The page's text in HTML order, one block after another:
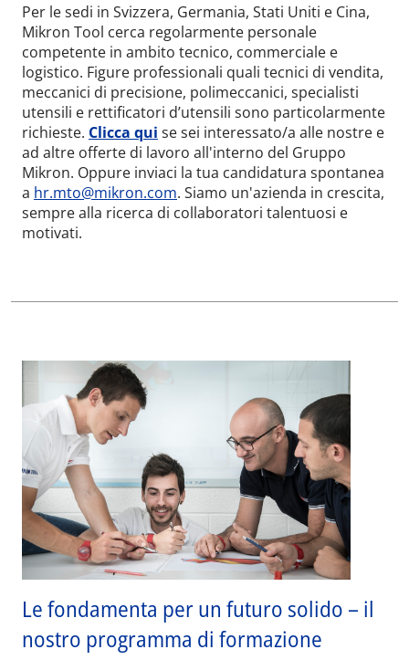
Per le sedi in Svizzera, Germania, Stati Uniti e Cina,
Mikron Tool cerca regolarmente personale
competente in ambito tecnico, commerciale e
logistico. Figure professionali quali tecnici di vendita,
meccanici di precisione, polimeccanici, specialisti
utensili e rettificatori d’utensili sono particolarmente
richieste. Clicca qui se sei interessato/a alle nostre e
ad altre offerte di lavoro all'interno del Gruppo
Mikron. Oppure inviaci la tua candidatura spontanea
a hr.mto@mikron.com. Siamo un'azienda in crescita,
sempre alla ricerca di collaboratori talentuosi e
motivati.
Le fondamenta per un futuro solido – il
nostro programma di formazione